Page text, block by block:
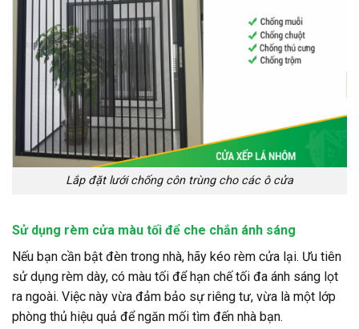
Lắp đặt lưới chống côn trùng cho các ô cửa
Sử dụng rèm cửa màu tối để che chắn ánh sáng
Nếu bạn cần bật đèn trong nhà, hãy kéo rèm cửa lại. Ưu tiên
sử dụng rèm dày, có màu tối để hạn chế tối đa ánh sáng lọt
ra ngoài. Việc này vừa đảm bảo sự riêng tư, vừa là một lớp
phòng thủ hiệu quả để ngăn mối tìm đến nhà bạn.